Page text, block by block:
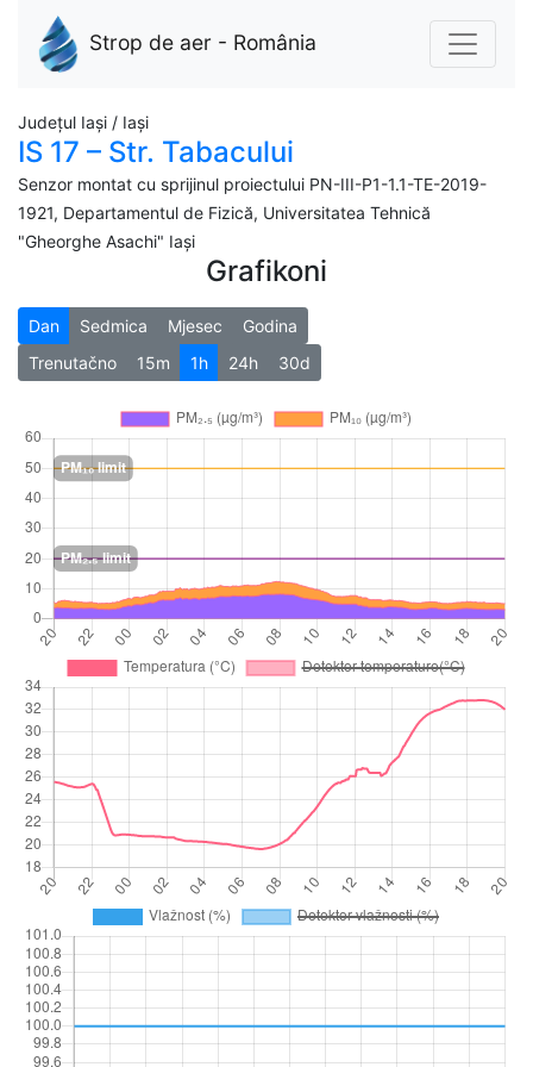
Strop de aer - România
Județul Iași / Iași
IS 17 – Str. Tabacului
Senzor montat cu sprijinul proiectului PN-III-P1-1.1-TE-2019-
1921, Departamentul de Fizică, Universitatea Tehnică
"Gheorghe Asachi" Iași
Grafikoni
Dan Sedmica Mjesec
Godina
Trenutačno
15m 1h 24h 30d